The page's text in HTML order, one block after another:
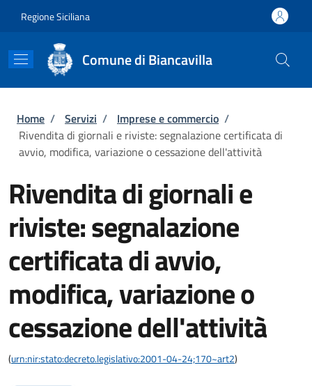
Regione Siciliana
Comune di Biancavilla
Briciole di pane
Home / Servizi / Imprese e commercio /
Rivendita di giornali e riviste: segnalazione certificata di
avvio, modifica, variazione o cessazione dell'attività
Rivendita di giornali e
riviste: segnalazione
certificata di avvio,
modifica, variazione o
cessazione dell'attività
(urn:nir:stato:decreto.legislativo:2001-04-24;170~art2)